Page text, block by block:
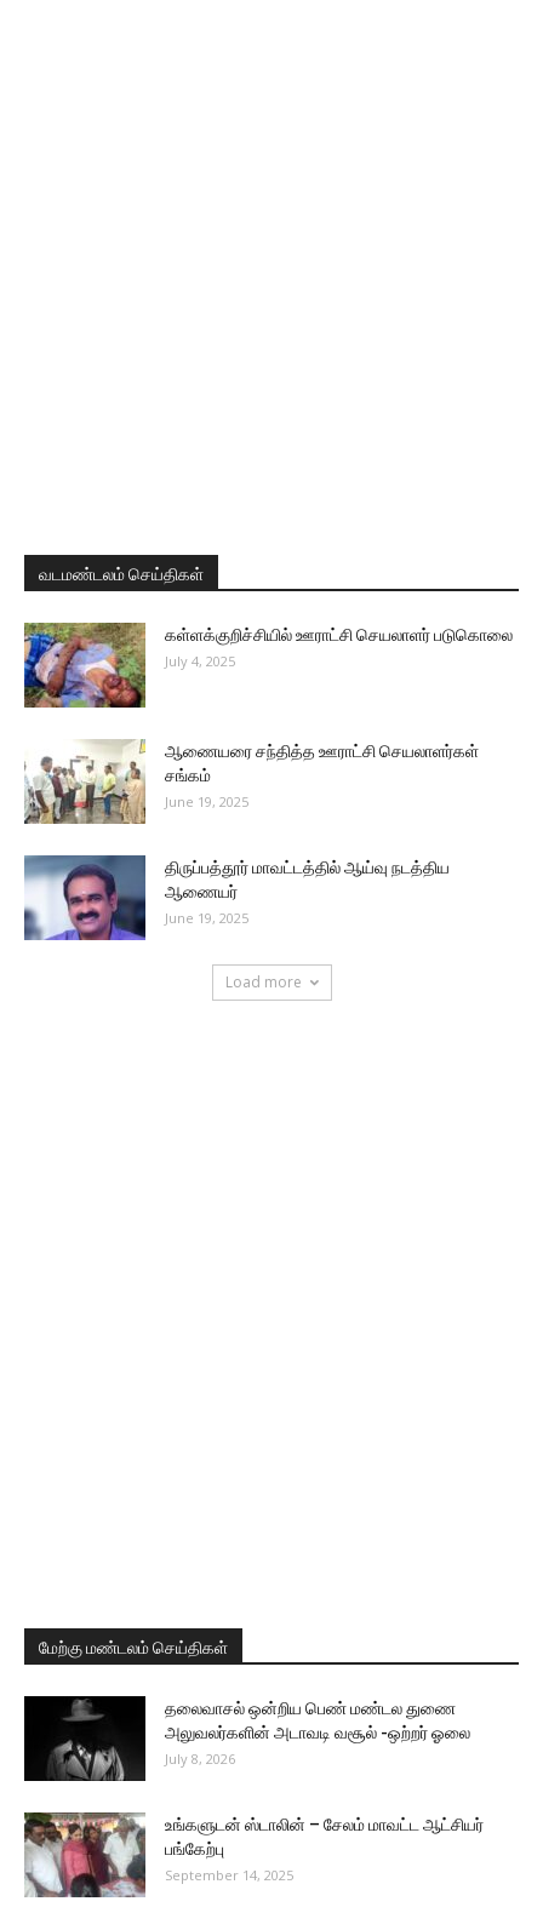
வடமண்டலம் செய்திகள்
கள்ளக்குறிச்சியில் ஊராட்சி செயலாளர் படுகொலை
July 4, 2025
ஆணையரை சந்தித்த ஊராட்சி செயலாளர்கள்
சங்கம்
June 19, 2025
திருப்பத்தூர் மாவட்டத்தில் ஆய்வு நடத்திய
ஆணையர்
June 19, 2025
Load more
மேற்கு மண்டலம் செய்திகள்
தலைவாசல் ஒன்றிய பெண் மண்டல துணை
அலுவலர்களின் அடாவடி வசூல் -ஒற்றர் ஓலை
July 8, 2026
உங்களுடன் ஸ்டாலின் – சேலம் மாவட்ட ஆட்சியர்
பங்கேற்பு
September 14, 2025